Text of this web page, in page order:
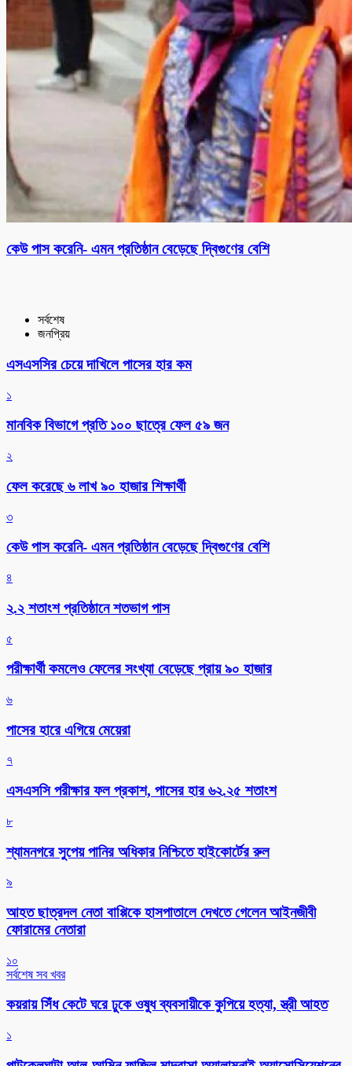
কেউ পাস করেনি- এমন প্রতিষ্ঠান বেড়েছে দ্বিগুণের বেশি
সর্বশেষ
জনপ্রিয়
এসএসসির চেয়ে দাখিলে পাসের হার কম
১
মানবিক বিভাগে প্রতি ১০০ ছাত্রে ফেল ৫৯ জন
২
ফেল করেছে ৬ লাখ ৯০ হাজার শিক্ষার্থী
৩
কেউ পাস করেনি- এমন প্রতিষ্ঠান বেড়েছে দ্বিগুণের বেশি
৪
২.২ শতাংশ প্রতিষ্ঠানে শতভাগ পাস
৫
পরীক্ষার্থী কমলেও ফেলের সংখ্যা বেড়েছে প্রায় ৯০ হাজার
৬
পাসের হারে এগিয়ে মেয়েরা
৭
এসএসসি পরীক্ষার ফল প্রকাশ, পাসের হার ৬২.২৫ শতাংশ
৮
শ্যামনগরে সুপেয় পানির অধিকার নিশ্চিতে হাইকোর্টের রুল
৯
আহত ছাত্রদল নেতা বাপ্পিকে হাসপাতালে দেখতে গেলেন আইনজীবী
ফোরামের নেতারা
১০
সর্বশেষ সব খবর
কয়রায় সিঁধ কেটে ঘরে ঢুকে ওষুধ ব্যবসায়ীকে কুপিয়ে হত্যা, স্ত্রী আহত
১